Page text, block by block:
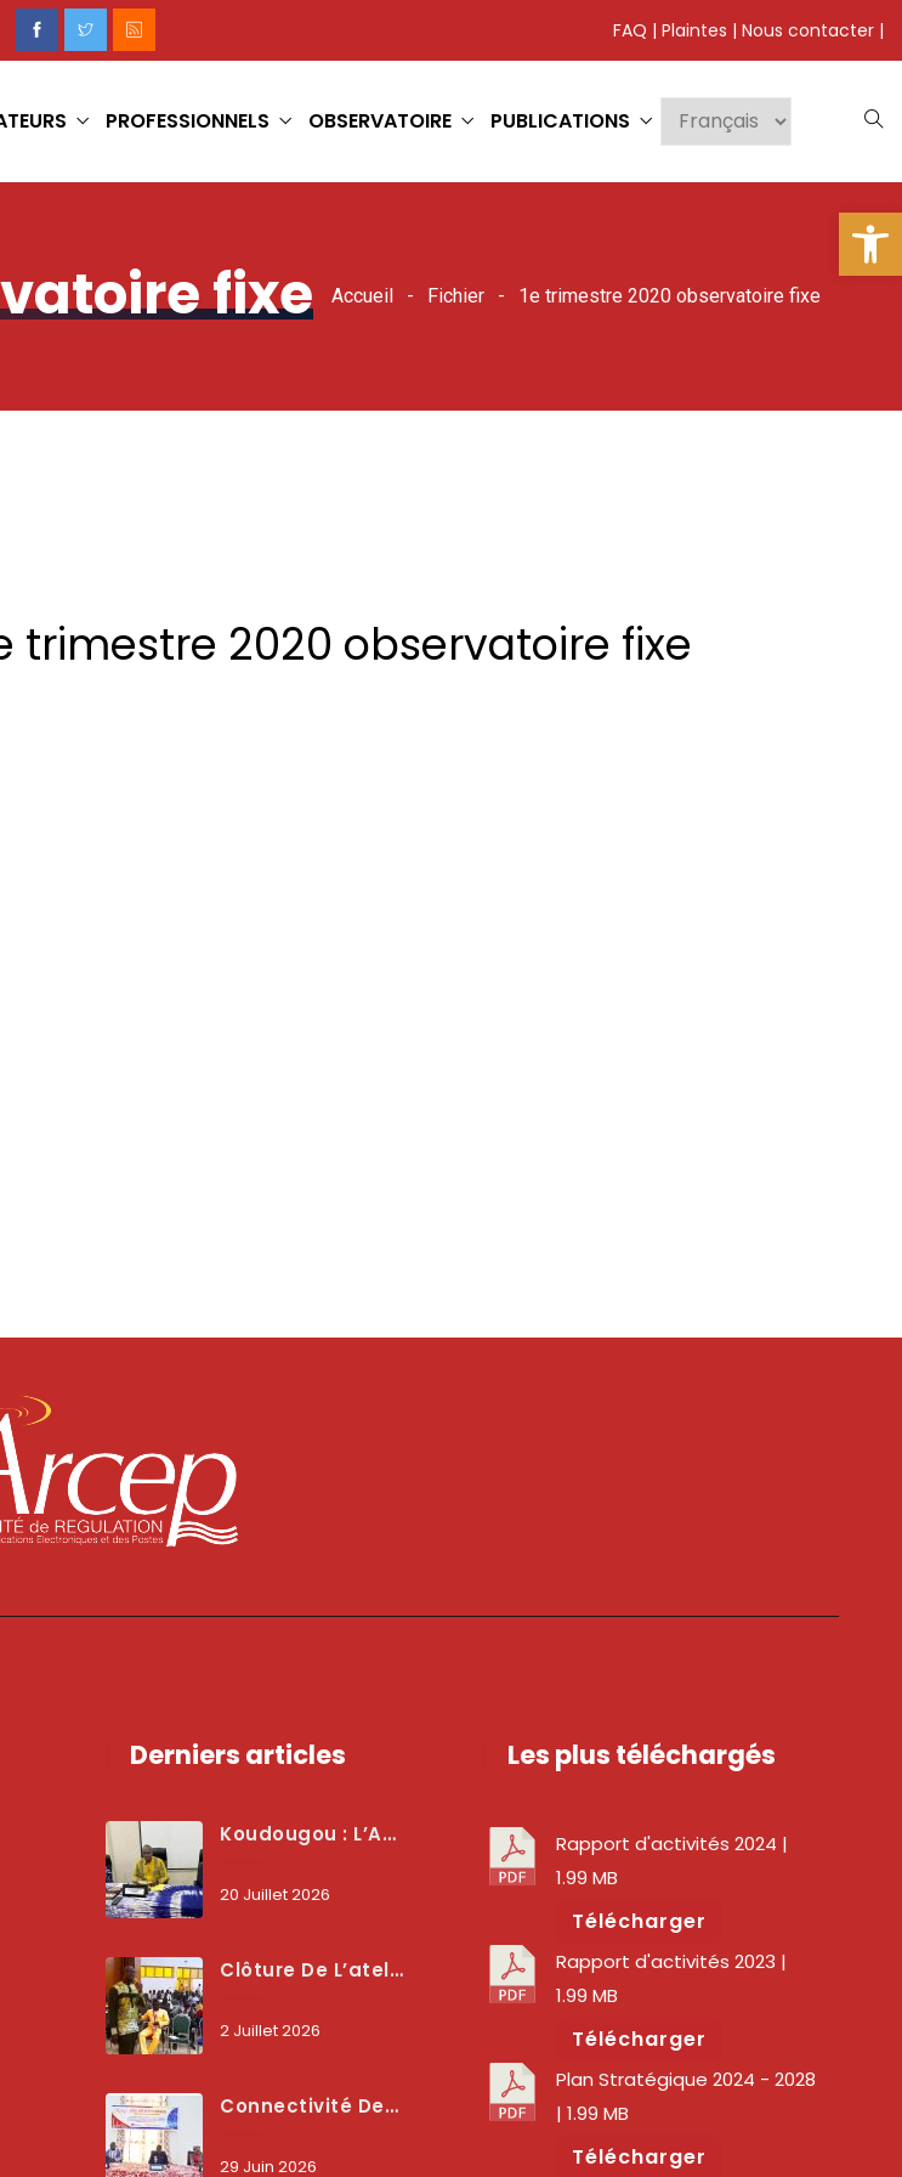
FAQ | Plaintes | Nous contacter |
PROFESSIONNELS OBSERVATOIRE PUBLICATIONS
fixe Accueil Fichier 1e trimestre 2020 observatoire fixe
trimestre 2020 observatoire fixe
Derniers articles
Koudougou : L’ARCEP Renforce Le Dialogue Avec Les Associations De Consommateurs Pour Mieux Protéger Les Usagers
20 Juillet 2026
Clôture De L’atelier National : L’ARCEP Et Les Collectivités Territoriales Consolident Leur Partenariat Pour Booster La Qualité Des Services Numériques
2 Juillet 2026
Connectivité Des Territoires : L’ARCEP Et Les Collectivités Territoriales Scellent Un Pacte Stratégique À Bobo-Dioulasso Pour Booster La Qualité Des Réseaux
29 Juin 2026
Les plus téléchargés
Rapport d'activités 2024 |
1.99 MB
Télécharger
Rapport d'activités 2023 |
1.99 MB
Télécharger
Plan Stratégique 2024 - 2028
| 1.99 MB
Télécharger